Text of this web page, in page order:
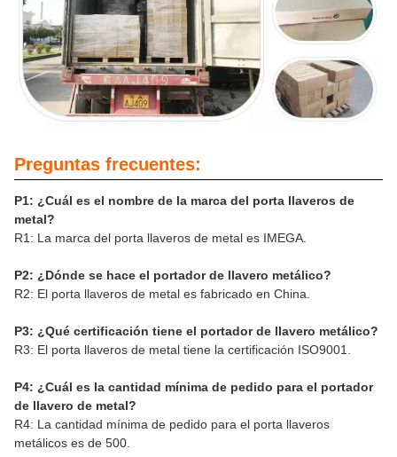
Preguntas frecuentes:
P1: ¿Cuál es el nombre de la marca del porta llaveros de
metal?
R1: La marca del porta llaveros de metal es IMEGA.
P2: ¿Dónde se hace el portador de llavero metálico?
R2: El porta llaveros de metal es fabricado en China.
P3: ¿Qué certificación tiene el portador de llavero metálico?
R3: El porta llaveros de metal tiene la certificación ISO9001.
P4: ¿Cuál es la cantidad mínima de pedido para el portador
de llavero de metal?
R4: La cantidad mínima de pedido para el porta llaveros
metálicos es de 500.